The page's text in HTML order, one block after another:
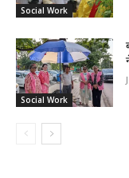
Social Work
Social Work